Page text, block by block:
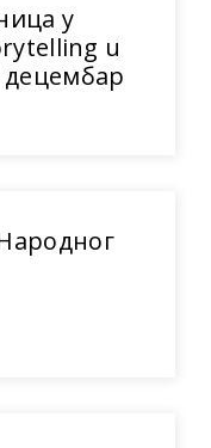
у
u
децембар